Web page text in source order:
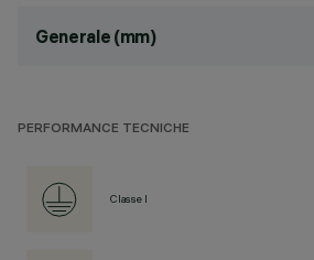
Generale (mm)
PERFORMANCE TECNICHE
Classe I